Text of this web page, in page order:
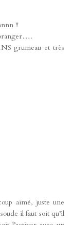
!!
grumeau et très
aimé, juste une
il faut soit qu’il